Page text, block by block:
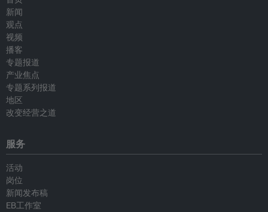
新闻
观点
视频
播客
专题报道
产业焦点
专题系列报道
地区
改变经营之道
服务
活动
岗位
新闻发布稿
EB工作室